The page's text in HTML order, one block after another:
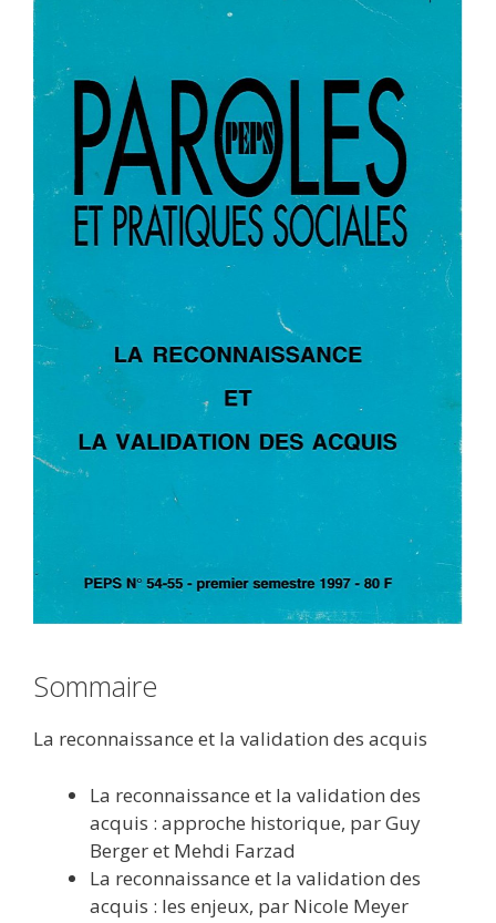
Sommaire
La reconnaissance et la validation des acquis
La reconnaissance et la validation des
acquis : approche historique, par Guy
Berger et Mehdi Farzad
La reconnaissance et la validation des
acquis : les enjeux, par Nicole Meyer